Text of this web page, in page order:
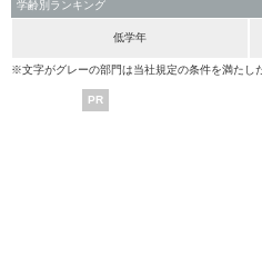
学齢別ランキング
低学年
※文字がグレーの部門は当社規定の条件を満たし
PR